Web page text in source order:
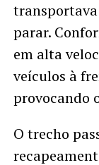
parar.
em alta
veículos à
provocando
O trecho